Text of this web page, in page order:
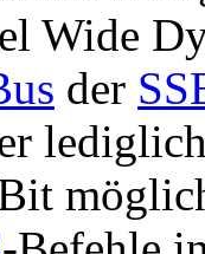
Wide
der